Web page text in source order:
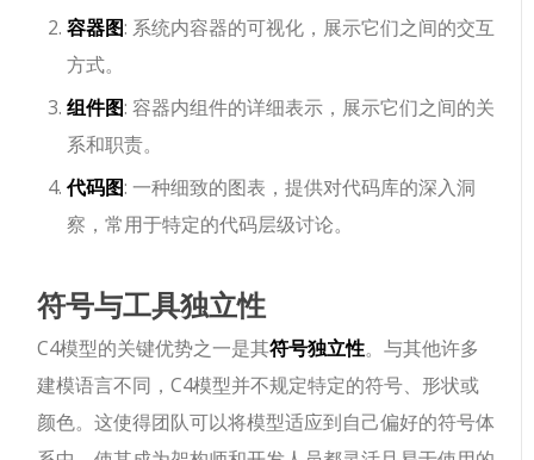
容器图: 系统内容器的可视化，展示它们之间的交互
方式。
组件图: 容器内组件的详细表示，展示它们之间的关
系和职责。
代码图: 一种细致的图表，提供对代码库的深入洞
察，常用于特定的代码层级讨论。
符号与工具独立性
C4模型的关键优势之一是其符号独立性。与其他许多
建模语言不同，C4模型并不规定特定的符号、形状或
颜色。这使得团队可以将模型适应到自己偏好的符号体